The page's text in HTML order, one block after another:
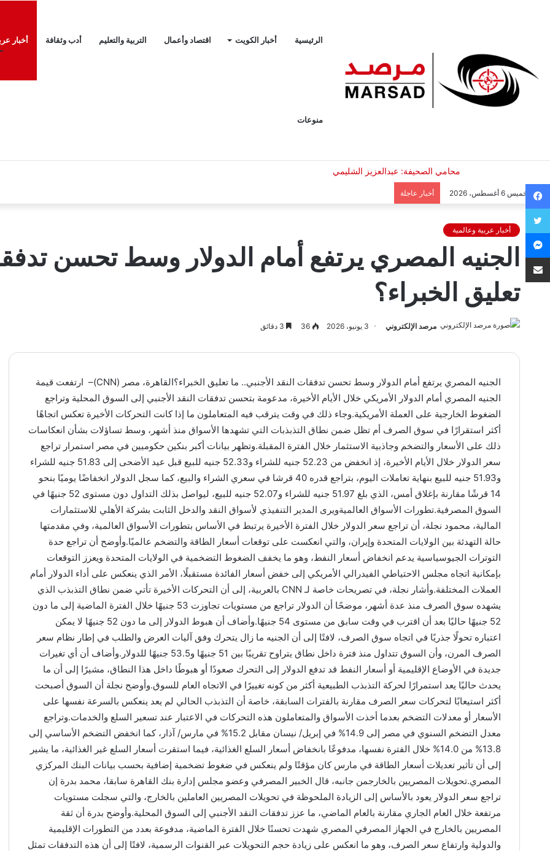
الرئيسية أخبار الكويت اقتصاد وأعمال التربية والتعليم أدب وثقافة أخبار
منوعات
الخميس 6 أغسطس، 2026 أخبار عاجلة
أخبار عربية وعالمية
الجنيه المصري يرتفع أمام الدولار وسط تحسن
تعليق الخبراء؟
مرصد الإلكتروني 3 يونيو، 2026 36 3 دقائق
الجنيه المصري يرتفع أمام الدولار وسط تحسن تدفقات النقد الأجنبي.. ما تعليق الخبراء؟القاهرة، مصر (CNN)– ارتفعت قيمة
الجنيه المصري أمام الدولار الأمريكي خلال الأيام الأخيرة، مدعومة بتحسن تدفقات النقد الأجنبي إلى السوق المحلية وتراجع
الضغوط الخارجية على العملة الأمريكية.وجاء ذلك في وقت يترقب فيه المتعاملون ما إذا كانت التحركات الأخيرة تعكس اتجاهًا
أكثر استقرارًا في سوق الصرف أم تظل ضمن نطاق التذبذبات التي تشهدها الأسواق منذ أشهر، وسط تساؤلات بشأن انعكاسات
ذلك على الأسعار والتضخم وجاذبية الاستثمار خلال الفترة المقبلة.وتظهر بيانات أكبر بنكين حكوميين في مصر استمرار تراجع
سعر الدولار خلال الأيام الأخيرة، إذ انخفض من 52.23 جنيه للشراء و52.33 جنيه للبيع قبل عيد الأضحى إلى 51.83 جنيه للشراء
و51.93 جنيه للبيع بنهاية تعاملات اليوم، بتراجع قدره 40 قرشا في سعري الشراء والبيع، كما سجل الدولار انخفاضًا يوميًا بنحو
14 قرشًا مقارنة بإغلاق أمس، الذي بلغ 51.97 جنيه للشراء و52.07 جنيه للبيع، ليواصل بذلك التداول دون مستوى 52 جنيهًا في
السوق المصرفية.تطورات الأسواق العالميةويرى المدير التنفيذي لأسواق النقد والدخل الثابت بشركة الأهلي للاستثمارات
المالية، محمود نجلة، أن تراجع سعر الدولار خلال الفترة الأخيرة يرتبط في الأساس بتطورات الأسواق العالمية، وفي مقدمتها
حالة التهدئة بين الولايات المتحدة وإيران، والتي انعكست على توقعات أسعار الطاقة والتضخم عالميًا.وأوضح أن تراجع حدة
التوترات الجيوسياسية يدعم انخفاض أسعار النفط، وهو ما يخفف الضغوط التضخمية في الولايات المتحدة ويعزز التوقعات
بإمكانية اتجاه مجلس الاحتياطي الفيدرالي الأمريكي إلى خفض أسعار الفائدة مستقبلًا، الأمر الذي ينعكس على أداء الدولار أمام
العملات المختلفة.وأشار نجلة، في تصريحات خاصة لـ CNN بالعربية، إلى أن التحركات الأخيرة تأتي ضمن نطاق التذبذب الذي
يشهده سوق الصرف منذ عدة أشهر، موضحًا أن الدولار تراجع من مستويات تجاوزت 53 جنيهًا خلال الفترة الماضية إلى ما دون
52 جنيهًا حاليًا بعد أن اقترب في وقت سابق من مستوى 54 جنيهًا.وأضاف أن هبوط الدولار إلى ما دون 52 جنيهًا لا يمكن
اعتباره تحولًا جذريًا في اتجاه سوق الصرف، لافتًا إلى أن الجنيه ما زال يتحرك وفق آليات العرض والطلب في إطار نظام سعر
الصرف المرن، وأن السوق تتداول منذ فترة داخل نطاق يتراوح تقريبًا بين 51 جنيهًا و53.5 جنيهًا للدولار.وأضاف أن أي تغيرات
جديدة في الأوضاع الإقليمية أو أسعار النفط قد تدفع الدولار إلى التحرك صعودًا أو هبوطًا داخل هذا النطاق، مشيرًا إلى أن ما
يحدث حاليًا يعد استمرارًا لحركة التذبذب الطبيعية أكثر من كونه تغييرًا في الاتجاه العام للسوق.وأوضح نجلة أن السوق أصبحت
أكثر استيعابًا لتحركات سعر الصرف مقارنة بالفترات السابقة، خاصة أن التذبذب الحالي لم يعد ينعكس بالسرعة نفسها على
الأسعار أو معدلات التضخم بعدما أخذت الأسواق والمتعاملون هذه التحركات في الاعتبار عند تسعير السلع والخدمات.وتراجع
معدل التضخم السنوي في مصر إلى 14.9% في إبريل/ نيسان مقابل 15.2% في مارس/ آذار، كما انخفض التضخم الأساسي إلى
13.8% من 14.0% خلال الفترة نفسها، مدفوعًا بانخفاض أسعار السلع الغذائية، فيما استقرت أسعار السلع غير الغذائية، ما يشير
إلى أن تأثير تعديلات أسعار الطاقة في مارس كان مؤقتًا ولم ينعكس في ضغوط تضخمية إضافية بحسب بيانات البنك المركزي
المصري.تحويلات المصريين بالخارجمن جانبه، قال الخبير المصرفي وعضو مجلس إدارة بنك القاهرة سابقا، محمد بدرة إن
تراجع سعر الدولار يعود بالأساس إلى الزيادة الملحوظة في تحويلات المصريين العاملين بالخارج، والتي سجلت مستويات
مرتفعة خلال العام الجاري مقارنة بالعام الماضي، ما عزز تدفقات النقد الأجنبي إلى السوق المحلية.وأوضح بدرة أن ثقة
المصريين بالخارج في الجهاز المصرفي المصري شهدت تحسنًا خلال الفترة الماضية، مدفوعة بعدد من التطورات الإقليمية
والدولية وارتفاع سعر الصرف، وهو ما انعكس على زيادة حجم التحويلات عبر القنوات الرسمية، لافتًا إلى أن هذه التدفقات تمثل
ماسنجر